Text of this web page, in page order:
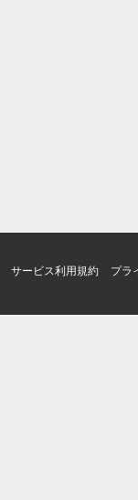
サービス利用規約 プラ